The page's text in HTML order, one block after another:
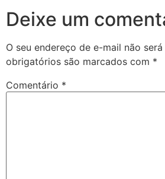
Deixe um
O seu endereço de e-mail não
obrigatórios são marcados com *
Comentário *